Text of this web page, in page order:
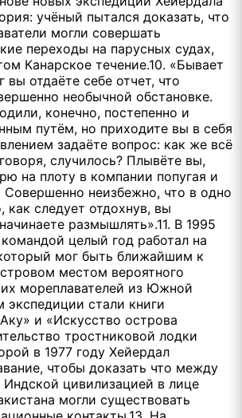
учёный пытался доказать, что
могли совершать
переходы на парусных судах,
Канарское течение.10. «Бывает
вы отдаёте себе отчет, что
необычной обстановке.
конечно, постепенно и
путём, но приходите вы в себя
задаёте вопрос: как же всё
случилось? Плывёте вы,
на плоту в компании попугая и
неизбежно, что в одно
как следует отдохнув, вы
размышлять».11. В 1995
целый год работал на
мог быть ближайшим к
местом вероятного
мореплавателей из Южной
стали книги
и «Искусство острова
тростниковой лодки
в 1977 году Хейердал
чтобы доказать что между
цивилизацией в лице
могли существовать